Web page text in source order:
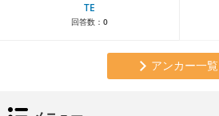
TE
回答数： 0
アンカー一覧